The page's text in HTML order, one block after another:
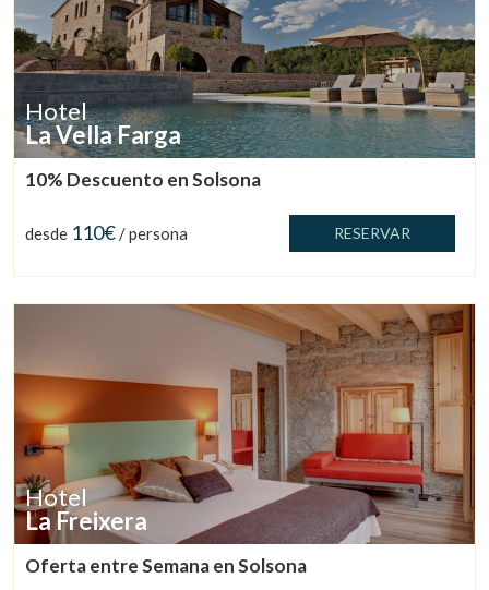
Hotel
La Vella Farga
10% Descuento en Solsona
desde 110€/ persona RESERVAR
Hotel
La Freixera
Oferta entre Semana en Solsona